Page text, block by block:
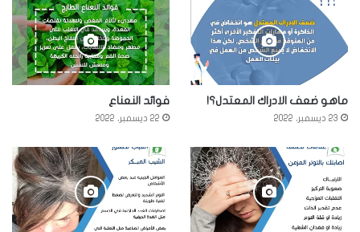
ماهو ضعف الادراك المعتدل؟!
23 ديسمبر، 2022
فوائد النعناع
22 ديسمبر، 2022